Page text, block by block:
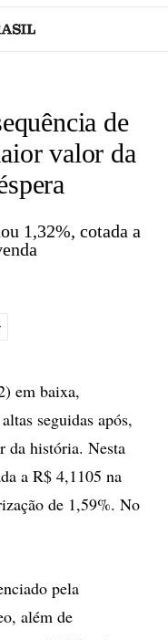
de
valor da
1,32%, cotada a
em baixa,
seguidas após,
da história. Nesta
a R$ 4,1105 na
de 1,59%. No
pela
além de